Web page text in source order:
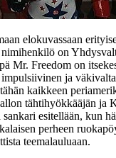
elokuvassaan
nimihenkilö on
Mr. Freedom on
ja
kaikkeen
tähtihyökkääjän ja
esitellään, kun
perheen
teemalauluaan.